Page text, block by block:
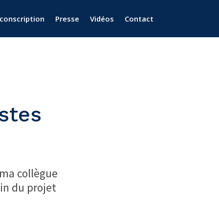
Presse Vidéos Contact
collègue
du projet